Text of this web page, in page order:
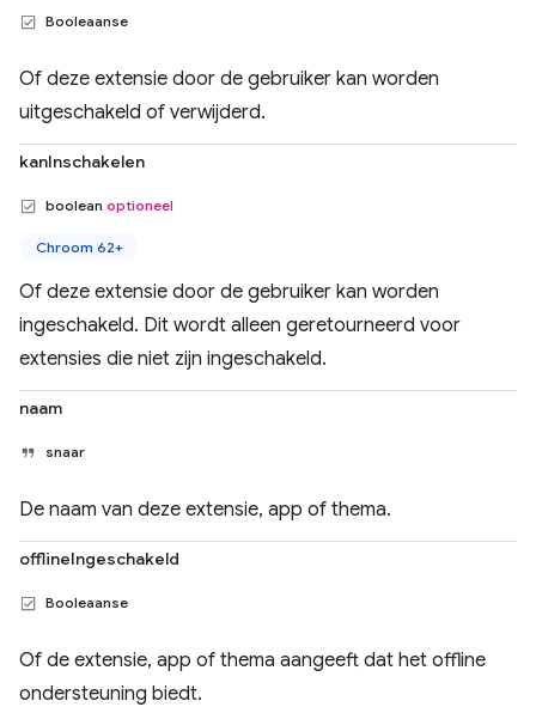
Booleaanse
Of deze extensie door de gebruiker kan worden
uitgeschakeld of verwijderd.
kanInschakelen
boolean optioneel
Chroom 62+
Of deze extensie door de gebruiker kan worden
ingeschakeld. Dit wordt alleen geretourneerd voor
extensies die niet zijn ingeschakeld.
naam
snaar
De naam van deze extensie, app of thema.
offlineIngeschakeld
Booleaanse
Of de extensie, app of thema aangeeft dat het offline
ondersteuning biedt.